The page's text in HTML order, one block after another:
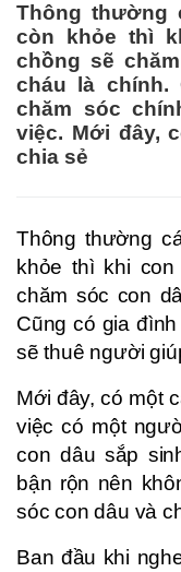
Thông thường
còn khỏe thì
chồng sẽ
cháu là chính.
chăm sóc
việc. Mới đây,
chia sẻ
Thông thường
khỏe thì khi
chăm sóc con
Cũng có gia
sẽ thuê người
Mới đây, có một
việc có một
con dâu sắp
bận rộn nên
sóc con dâu và
Ban đầu khi